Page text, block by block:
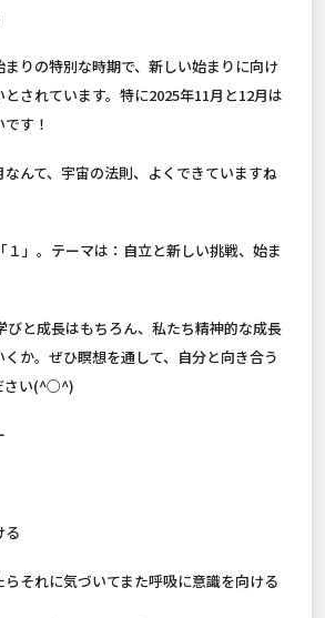
りの特別な時期で、新しい始まりに向け
されています。特に2025年11月と12月は
す！
んて、宇宙の法則、よくできていますね
１」。テーマは：自立と新しい挑戦、始ま
びと成長はもちろん、私たち精神的な成長
か。ぜひ瞑想を通して、自分と向き合う
さい(^○^)
る
それに気づいてまた呼吸に意識を向ける